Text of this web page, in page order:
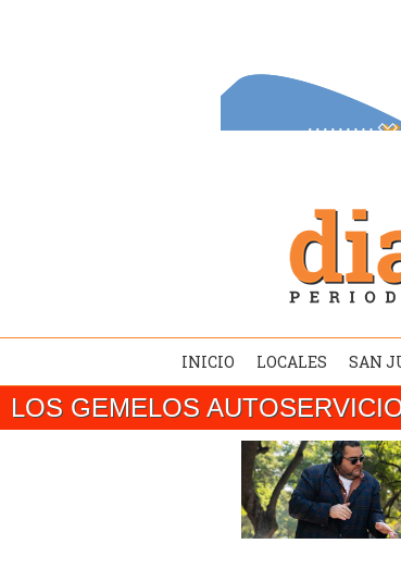
INICIO LOCALES SAN
LOS GEMELOS
SAN JUAN/ MISIÓN